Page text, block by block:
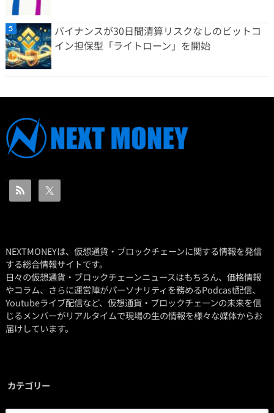
バイナンスが30日間清算リスクなしのビットコ
イン担保型「ライトローン」を開始
NEXTMONEYは、仮想通貨・ブロックチェーンに関する情報を発信
する総合情報サイトです。
日々の仮想通貨・ブロックチェーンニュースはもちろん、価格情報
やコラム、さらに運営陣がパーソナリティを務めるPodcast配信、
Youtubeライブ配信など、仮想通貨・ブロックチェーンの未来を信
じるメンバーがリアルタイムで現場の生の情報を様々な媒体からお
届けしています。
カテゴリー